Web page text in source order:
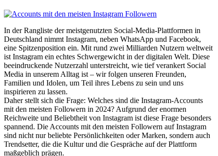
In der Rangliste der meistgenutzten Social-Media-Plattformen in
Deutschland nimmt Instagram, neben WhatsApp und Facebook,
eine Spitzenposition ein. Mit rund zwei Milliarden Nutzern weltweit
ist Instagram ein echtes Schwergewicht in der digitalen Welt. Diese
beeindruckende Nutzerzahl unterstreicht, wie tief verankert Social
Media in unserem Alltag ist – wir folgen unseren Freunden,
Familien und Idolen, um Teil ihres Lebens zu sein und uns
inspirieren zu lassen.
Daher stellt sich die Frage: Welches sind die Instagram-Accounts
mit den meisten Followern in 2024? Aufgrund der enormen
Reichweite und Beliebtheit von Instagram ist diese Frage besonders
spannend. Die Accounts mit den meisten Followern auf Instagram
sind nicht nur beliebte Persönlichkeiten oder Marken, sondern auch
Trendsetter, die die Kultur und die Gespräche auf der Plattform
maßgeblich prägen.